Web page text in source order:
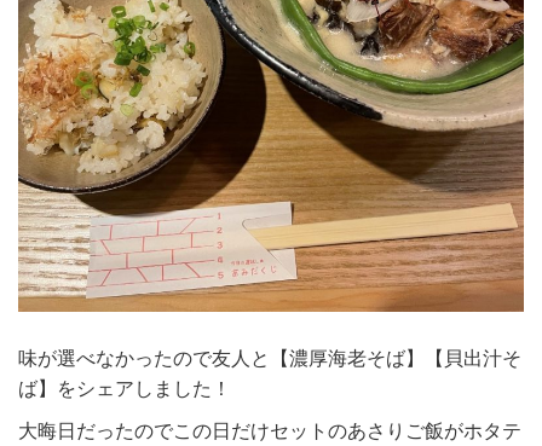
味が選べなかったので友人と【濃厚海老そば】【貝出汁そ
ば】をシェアしました！
大晦日だったのでこの日だけセットのあさりご飯がホタテ